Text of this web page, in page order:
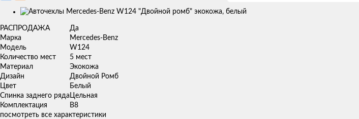
Изображения
товаров
РАСПРОДАЖА
Да
Марка
Mercedes-Benz
Модель
W124
Количество мест
5 мест
Материал
Экокожа
Дизайн
Двойной Ромб
Цвет
Белый
Спинка заднего ряда Цельная
Комплектация
В8
посмотреть все характеристики